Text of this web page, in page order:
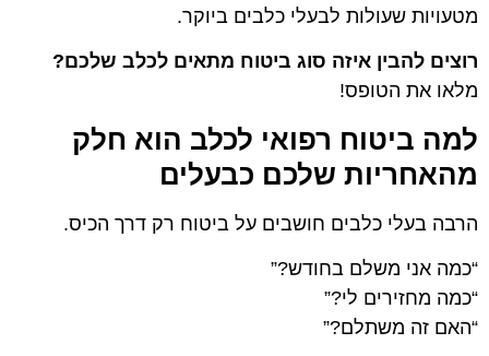
מטעויות שעולות לבעלי כלבים ביוקר.
רוצים להבין איזה סוג ביטוח מתאים לכלב שלכם?
מלאו את הטופס!
למה ביטוח רפואי לכלב הוא חלק
מהאחריות שלכם כבעלים
הרבה בעלי כלבים חושבים על ביטוח רק דרך הכיס.
“כמה אני משלם בחודש?”
“כמה מחזירים לי?”
“האם זה משתלם?”